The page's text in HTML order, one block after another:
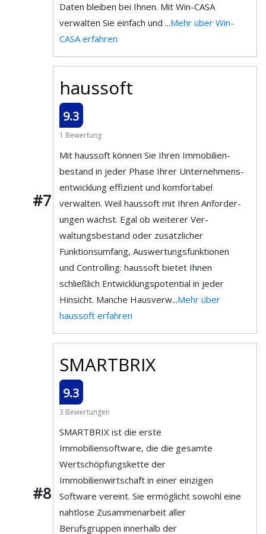
Daten bleiben bei Ihnen. Mit Win-CASA
verwalten Sie einfach und ...Mehr über Win-
CASA erfahren
#7
haussoft
9.3
1 Bewertung
Mit haussoft können Sie Ihren Immo­bilien­
bestand in jeder Phase Ihrer Unter­nehmens­
entwicklung effizient und kom­fortabel
verwalten. Weil haussoft mit Ihren An­forder­
ungen wächst. Egal ob weiterer Ver­
waltungs­bestand oder zu­sätz­licher
Funktions­umfang, Aus­wert­ungs­funk­tionen
und Control­ling: haussoft bietet Ihnen
schließlich Ent­wicklungs­potential in jeder
Hinsicht. Manche Haus­ver­w...Mehr über
haussoft erfahren
#8
SMARTBRIX
9.3
3 Bewertungen
SMARTBRIX ist die erste
Immobiliensoftware, die die gesamte
Wertschöpfungskette der
Immobilienwirtschaft in einer einzigen
Software vereint. Sie ermöglicht sowohl eine
nahtlose Zusammenarbeit aller
Berufsgruppen innerhalb der